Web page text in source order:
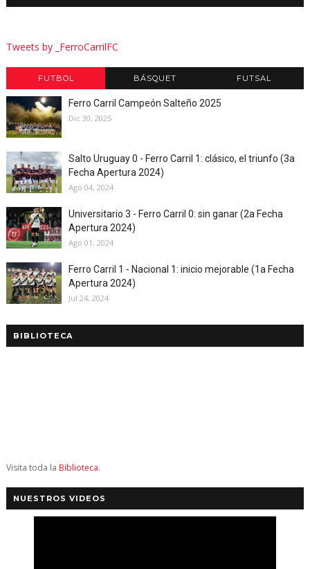
Tweets by _FerroCarrilFC
FUTBOL BÁSQUET FUTSAL
Ferro Carril Campeón Salteño 2025
Dic 30, 2025
Salto Uruguay 0 - Ferro Carril 1: clásico, el triunfo (3a
Fecha Apertura 2024)
Ago 04, 2024
Universitario 3 - Ferro Carril 0: sin ganar (2a Fecha
Apertura 2024)
Ago 01, 2024
Ferro Carril 1 - Nacional 1: inicio mejorable (1a Fecha
Apertura 2024)
Jul 24, 2024
BIBLIOTECA
Visita toda la Biblioteca.
NUESTROS VIDEOS